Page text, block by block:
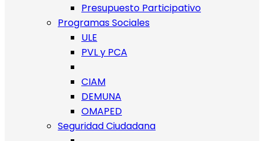
Presupuesto Participativo
Programas Sociales
ULE
PVL y PCA
CIAM
DEMUNA
OMAPED
Seguridad Ciudadana